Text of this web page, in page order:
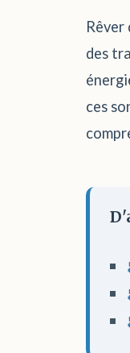
des
ces